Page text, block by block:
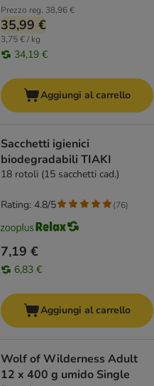
Prezzo reg. 38,96 €
35,99 €
3,75 € / kg
34,19 €
Aggiungi al carrello
Sacchetti igienici
biodegradabili TIAKI
18 rotoli (15 sacchetti cad.)
7,19 €
6,83 €
Rating: 4.8/5 (76)
Aggiungi al carrello
Wolf of Wilderness Adult
12 x 400 g umido Single